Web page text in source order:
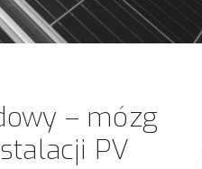
– mózg
PV